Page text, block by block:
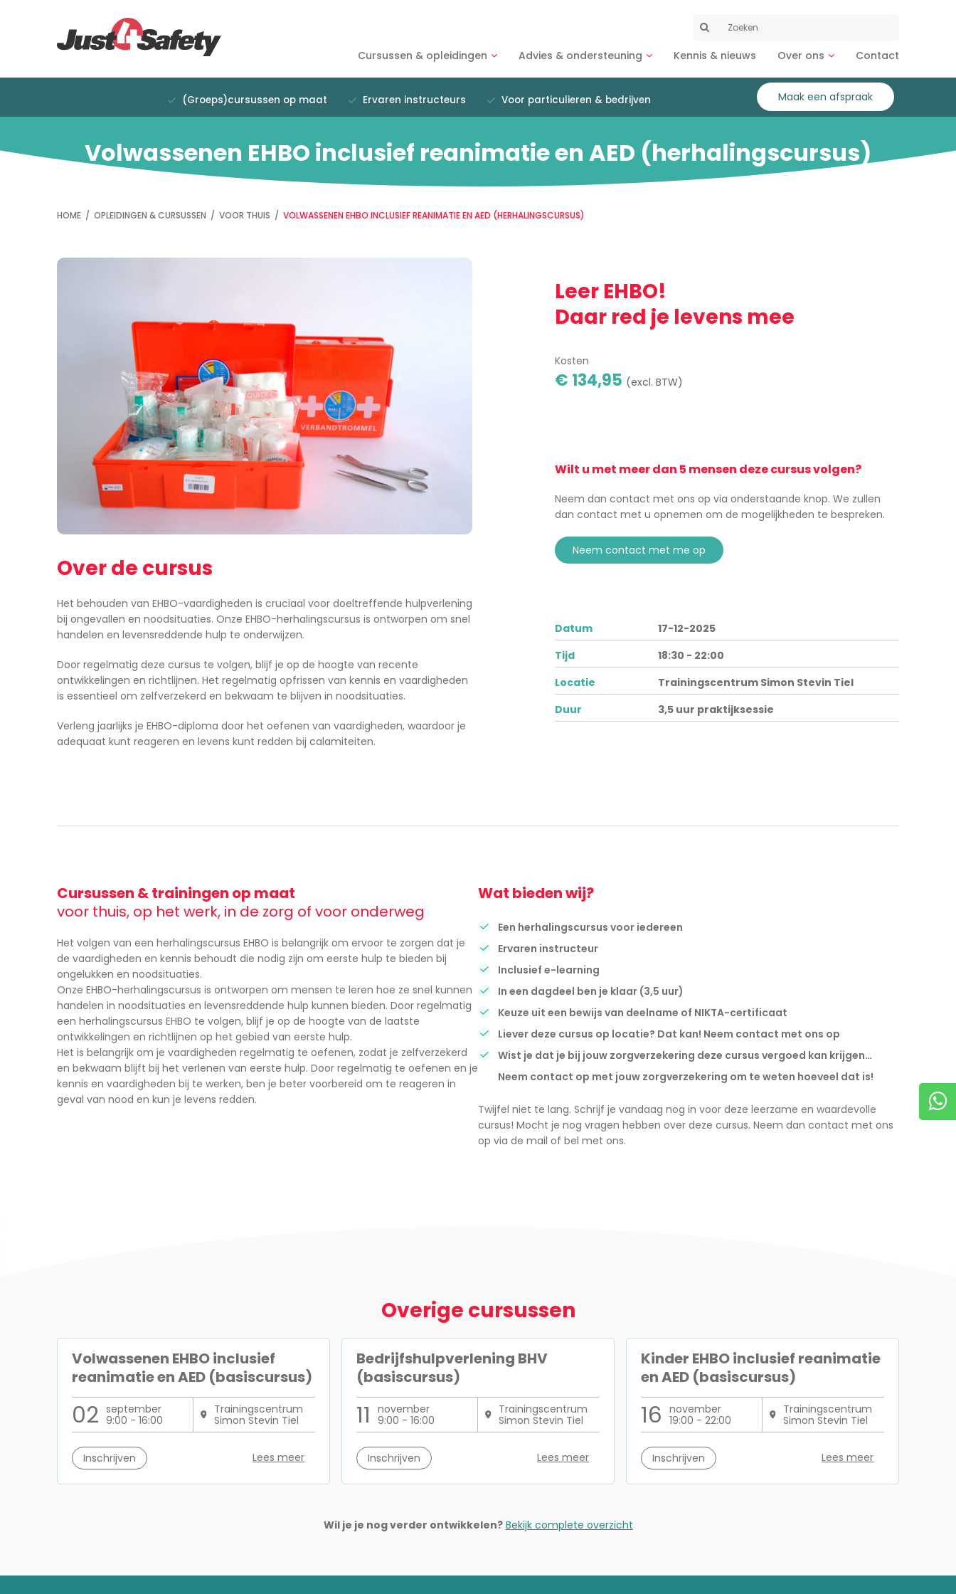
hoofdnavigatie
Zoeken
Cursussen & opleidingen
Advies & ondersteuning Kennis & nieuws Over ons Contact
(Groeps)cursussen op maat Ervaren instructeurs Voor particulieren & bedrijven Maak een afspraak
Volwassenen EHBO inclusief reanimatie en AED (herhalingscursus)
HOME / OPLEIDINGEN & CURSUSSEN / VOOR THUIS / VOLWASSENEN EHBO INCLUSIEF REANIMATIE EN AED (HERHALINGSCURSUS)
Over de cursus
Het behouden van EHBO-vaardigheden is cruciaal voor doeltreffende hulpverlening
bij ongevallen en noodsituaties. Onze EHBO-herhalingscursus is ontworpen om snel
handelen en levensreddende hulp te onderwijzen.
Door regelmatig deze cursus te volgen, blijf je op de hoogte van recente
ontwikkelingen en richtlijnen. Het regelmatig opfrissen van kennis en vaardigheden
is essentieel om zelfverzekerd en bekwaam te blijven in noodsituaties.
Verleng jaarlijks je EHBO-diploma door het oefenen van vaardigheden, waardoor je
adequaat kunt reageren en levens kunt redden bij calamiteiten.
Leer EHBO!
Daar red je levens mee
Kosten
€ 134,95 (excl. BTW)
Wilt u met meer dan 5 mensen deze cursus volgen?
Neem dan contact met ons op via onderstaande knop. We zullen
dan contact met u opnemen om de mogelijkheden te bespreken.
neem contact met me op
Datum
17-12-2025
Tijd
18:30 - 22:00
Locatie
Trainingscentrum Simon Stevin Tiel
Duur
3,5 uur praktijksessie
Cursussen & trainingen op maat
voor thuis, op het werk, in de zorg of voor onderweg
Het volgen van een herhalingscursus EHBO is belangrijk om ervoor te zorgen dat je
de vaardigheden en kennis behoudt die nodig zijn om eerste hulp te bieden bij
ongelukken en noodsituaties.
Onze EHBO-herhalingscursus is ontworpen om mensen te leren hoe ze snel kunnen
handelen in noodsituaties en levensreddende hulp kunnen bieden. Door regelmatig
een herhalingscursus EHBO te volgen, blijf je op de hoogte van de laatste
ontwikkelingen en richtlijnen op het gebied van eerste hulp.
Het is belangrijk om je vaardigheden regelmatig te oefenen, zodat je zelfverzekerd
en bekwaam blijft bij het verlenen van eerste hulp. Door regelmatig te oefenen en je
kennis en vaardigheden bij te werken, ben je beter voorbereid om te reageren in
geval van nood en kun je levens redden.
Wat bieden wij?
Een herhalingscursus voor iedereen
Ervaren instructeur
Inclusief e-learning
In een dagdeel ben je klaar (3,5 uur)
Keuze uit een bewijs van deelname of NIKTA-certificaat
Liever deze cursus op locatie? Dat kan! Neem contact met ons op
Wist je dat je bij jouw zorgverzekering deze cursus vergoed kan krijgen…
Neem contact op met jouw zorgverzekering om te weten hoeveel dat is!
Twijfel niet te lang. Schrijf je vandaag nog in voor deze leerzame en waardevolle
cursus! Mocht je nog vragen hebben over deze cursus. Neem dan contact met ons
op via de mail of bel met ons.
Overige cursussen
Volwassenen EHBO inclusief
reanimatie en AED (basiscursus)
02 september
9:00 - 16:00
Trainingscentrum
Simon Stevin Tiel
Inschrijven Lees meer
Bedrijfshulpverlening BHV
(basiscursus)
11
november
9:00 - 16:00
Trainingscentrum
Simon Stevin Tiel
Inschrijven Lees meer
Kinder EHBO inclusief reanimatie
en AED (basiscursus)
16 november
19:00 - 22:00
Trainingscentrum
Simon Stevin Tiel
Inschrijven Lees meer
Wil je je nog verder ontwikkelen? Bekijk complete overzicht